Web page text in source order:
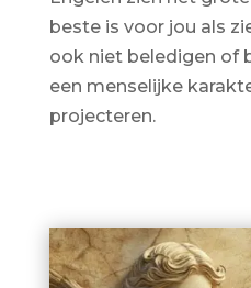
beste is voor jou als
ook niet beledigen of
een menselijke
projecteren.